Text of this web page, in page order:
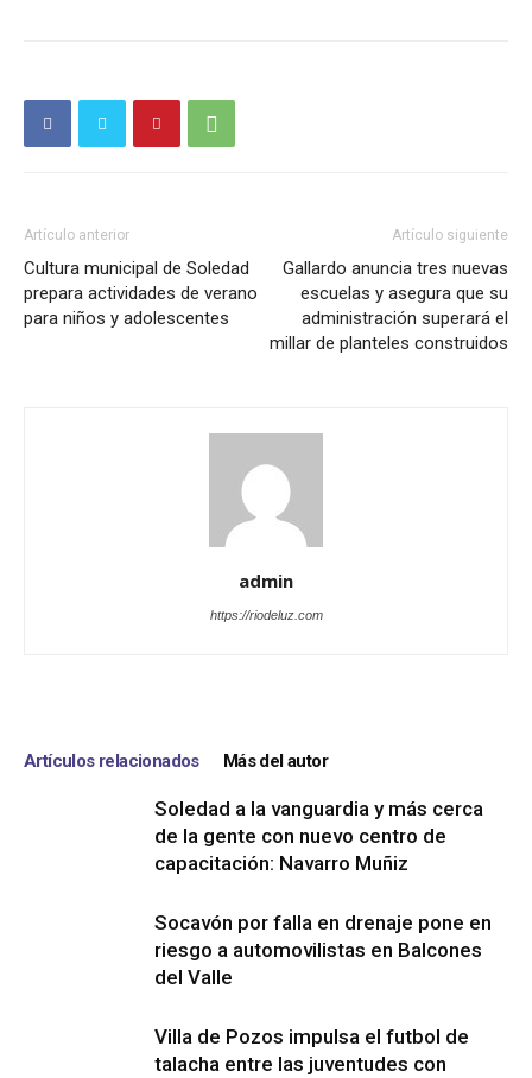
Artículo anterior
Cultura municipal de Soledad
prepara actividades de verano
para niños y adolescentes
Artículo siguiente
Gallardo anuncia tres nuevas
escuelas y asegura que su
administración superará el
millar de planteles construidos
admin
https://riodeluz.com
Artículos relacionados Más del autor
Soledad a la vanguardia y más cerca
de la gente con nuevo centro de
capacitación: Navarro Muñiz
Socavón por falla en drenaje pone en
riesgo a automovilistas en Balcones
del Valle
Villa de Pozos impulsa el futbol de
talacha entre las juventudes con